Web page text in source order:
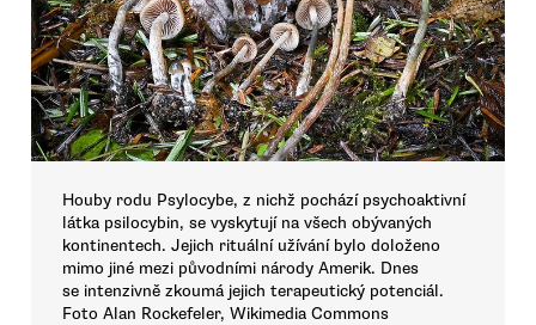
Houby rodu Psylocybe, z nichž pochází psychoaktivní
látka psilocybin, se vyskytují na všech obývaných
kontinentech. Jejich rituální užívání bylo doloženo
mimo jiné mezi původními národy Amerik. Dnes
se intenzivně zkoumá jejich terapeutický potenciál.
Foto Alan Rockefeler, Wikimedia Commons